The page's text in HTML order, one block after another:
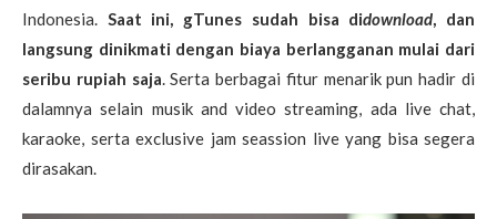
Indonesia. Saat ini, gTunes sudah bisa didownload, dan
langsung dinikmati dengan biaya berlangganan mulai dari
seribu rupiah saja. Serta berbagai fitur menarik pun hadir di
dalamnya selain musik and video streaming, ada live chat,
karaoke, serta exclusive jam seassion live yang bisa segera
dirasakan.